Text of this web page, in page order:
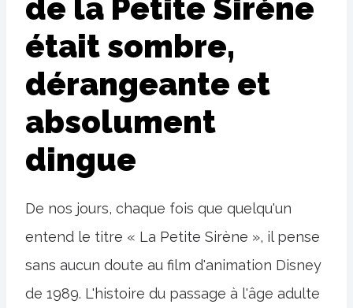
de la Petite Sirène
était sombre,
dérangeante et
absolument
dingue
De nos jours, chaque fois que quelqu'un
entend le titre « La Petite Sirène », il pense
sans aucun doute au film d'animation Disney
de 1989. L'histoire du passage à l'âge adulte